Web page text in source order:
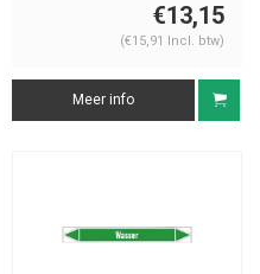
€13,15
(€15,91 Incl. btw)
Meer info